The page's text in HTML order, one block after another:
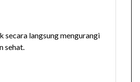
secara langsung mengurangi
sehat.